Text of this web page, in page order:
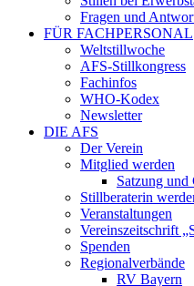
Fragen und
FÜR FACHPERSONAL
Weltstillwoche
AFS-Stillkongress
Fachinfos
WHO-Kodex
Newsletter
DIE AFS
Der Verein
Mitglied werden
Satzung und
Stillberaterin
Veranstaltungen
Vereinszeitschrift
Spenden
Regionalverbände
RV Bayern